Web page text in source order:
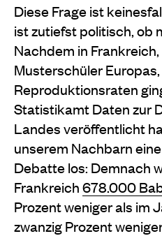
Diese Frage ist
ist zutiefst politisch, ob
Nachdem in
Musterschüler
Reproduktionsraten
Statistikamt Daten zur
Landes veröffentlicht
unserem Nachbarn
Debatte los: Demnach
Frankreich678.000
Prozent weniger als im
zwanzig Prozent